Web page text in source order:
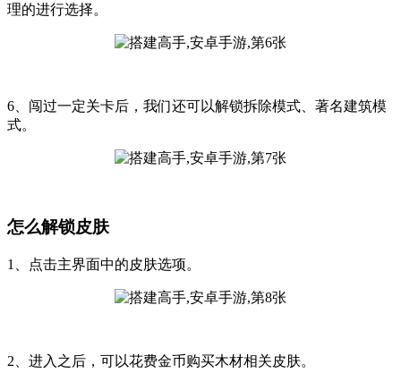
理的进行选择。
6、闯过一定关卡后，我们还可以解锁拆除模式、著名建筑模
式。
怎么解锁皮肤
1、点击主界面中的皮肤选项。
2、进入之后，可以花费金币购买木材相关皮肤。